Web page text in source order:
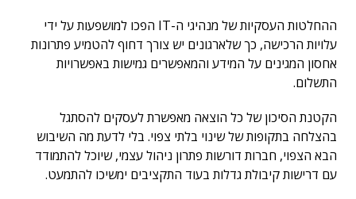
ההחלטות העסקיות של מנהיגי ה-IT הפכו למושפעות על ידי
עלויות הרכישה, כך שלארגונים יש צורך דחוף להטמיע פתרונות
אחסון המגינים על המידע והמאפשרים גמישות באפשרויות
התשלום.
הקטנת הסיכון של כל הוצאה מאפשרת לעסקים להסתגל
בהצלחה בתקופות של שינוי בלתי צפוי. בלי לדעת מה השיבוש
הבא הצפוי, חברות דורשות פתרון ניהול עצמי, שיוכל להתמודד
עם דרישות קיבולת גדלות בעוד התקציבים ימשיכו להתמעט.